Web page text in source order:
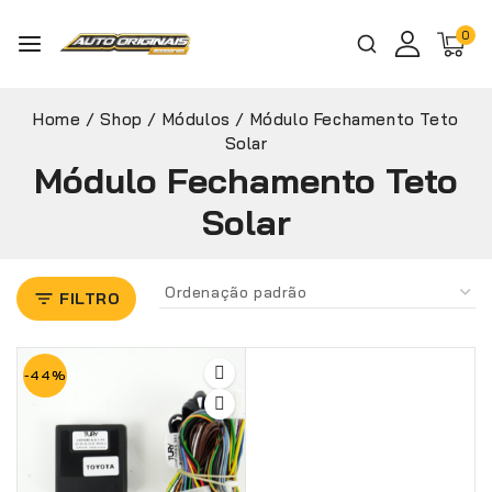
0
Home / Shop / Módulos / Módulo Fechamento Teto
Solar
Módulo Fechamento Teto
Solar
FILTRO
-44%